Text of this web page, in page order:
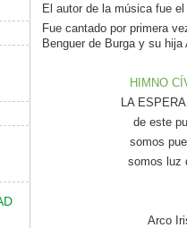
El autor de la música fue
Fue cantado por primera
Benguer de Burga y su hija
HIMNO
LA
de este
somos
somos luz
Arco